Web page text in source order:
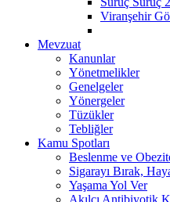
Viranşehir
Mevzuat
Kanunlar
Yönetmelikler
Genelgeler
Yönergeler
Tüzükler
Tebliğler
Kamu Spotları
Beslenme ve
Sigarayı Bırak,
Yaşama Yol Ver
Akılcı Antibiyotik